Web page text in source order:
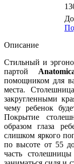
Описание
Стильный и
партой
помощником для
места.
закругленными
чему ребенок
Покрытие
образом глаза
слишком яркого
по высоте от 55
часть